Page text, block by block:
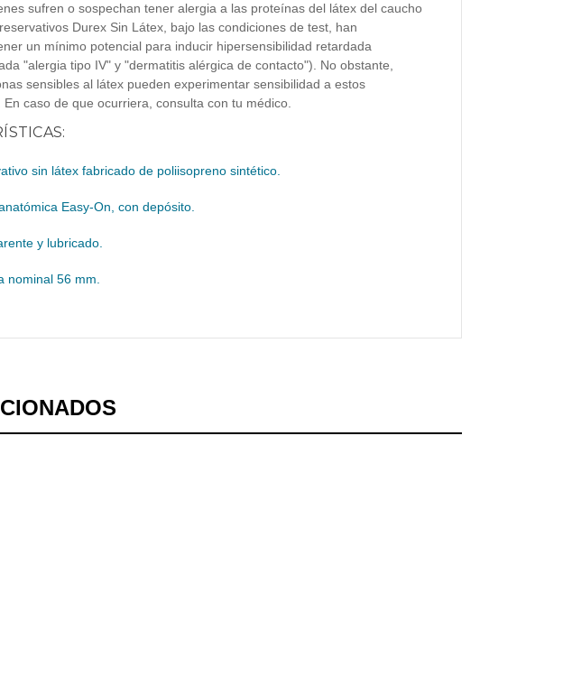
sufren o sospechan tener alergia a las proteínas del látex del caucho
Durex Sin Látex, bajo las condiciones de test, han
un mínimo potencial para inducir hipersensibilidad retardada
"alergia tipo IV" y "dermatitis alérgica de contacto"). No obstante,
sensibles al látex pueden experimentar sensibilidad a estos
En caso de que ocurriera, consulta con tu médico.
sin látex fabricado de poliisopreno sintético.
Easy-On, con depósito.
y lubricado.
nominal 56 mm.